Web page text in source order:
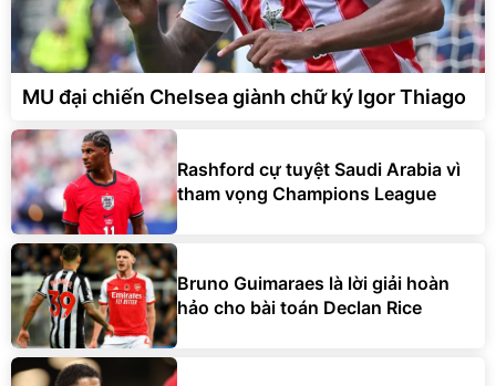
MU đại chiến Chelsea giành chữ ký Igor Thiago
Rashford cự tuyệt Saudi Arabia vì
tham vọng Champions League
Bruno Guimaraes là lời giải hoàn
hảo cho bài toán Declan Rice